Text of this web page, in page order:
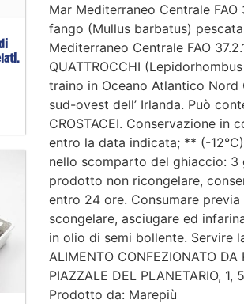
Mar Mediterraneo Centrale FAO
fango (Mullus barbatus)
Mediterraneo Centrale FAO
QUATTROCCHI
traino in Oceano Atlantico Nord
sud-ovest dell’ Irlanda. Può
CROSTACEI. Conservazione
entro la data indicata; ** (-
nello scomparto del ghiaccio:
prodotto non ricongelare,
entro 24 ore. Consumare
scongelare, asciugare ed
in olio di semi bollente. Servire
ALIMENTO CONFEZIONATO DA
PIAZZALE DEL PLANETARIO,
Prodotto da: Marepiù